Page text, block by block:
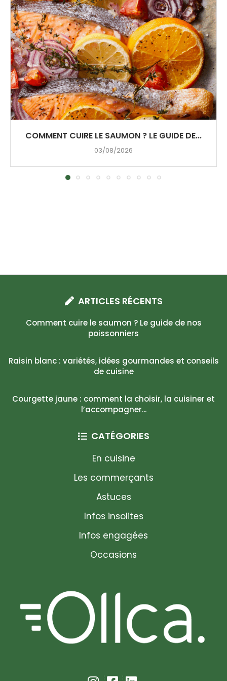
COMMENT CUIRE LE SAUMON ? LE GUIDE DE...
03/08/2026
ARTICLES RÉCENTS
Comment cuire le saumon ? Le guide de nos
poissonniers
Raisin blanc : variétés, idées gourmandes et conseils
de cuisine
Courgette jaune : comment la choisir, la cuisiner et
l’accompagner...
CATÉGORIES
En cuisine
Les commerçants
Astuces
Infos insolites
Infos engagées
Occasions